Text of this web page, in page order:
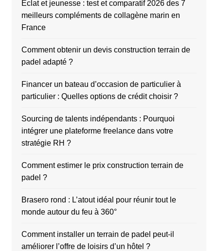
Éclat et jeunesse : test et comparatif 2026 des 7
meilleurs compléments de collagène marin en
France
Comment obtenir un devis construction terrain de
padel adapté ?
Financer un bateau d’occasion de particulier à
particulier : Quelles options de crédit choisir ?
Sourcing de talents indépendants : Pourquoi
intégrer une plateforme freelance dans votre
stratégie RH ?
Comment estimer le prix construction terrain de
padel ?
Brasero rond : L’atout idéal pour réunir tout le
monde autour du feu à 360°
Comment installer un terrain de padel peut-il
améliorer l’offre de loisirs d’un hôtel ?